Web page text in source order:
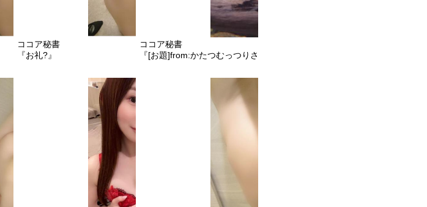
ココア秘書
『お礼?』
ココア秘書
『[お題]from:かたつむっつりさんさん』